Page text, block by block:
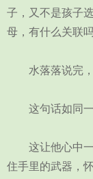
子，又不是孩子
母，有什么关联
水落落说完，
这句话如同一
这让他心中一
住手里的武器，